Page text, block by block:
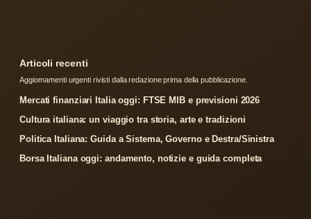
Articoli recenti
Aggiornamenti urgenti rivisti dalla redazione prima della pubblicazione.
Mercati finanziari Italia oggi: FTSE MIB e previsioni 2026
Cultura italiana: un viaggio tra storia, arte e tradizioni
Politica Italiana: Guida a Sistema, Governo e Destra/Sinistra
Borsa Italiana oggi: andamento, notizie e guida completa